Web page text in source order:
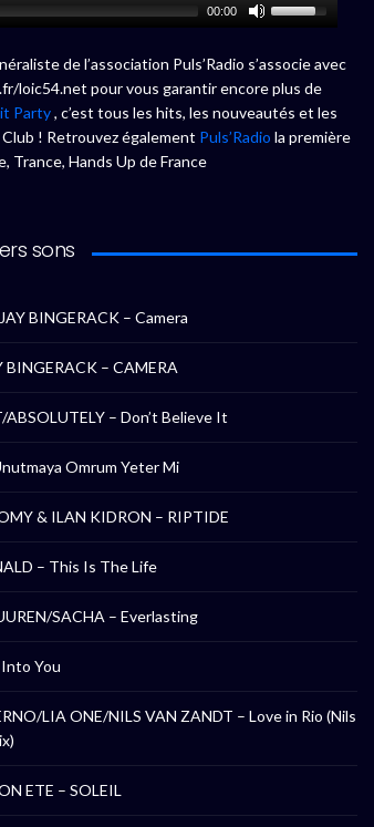
00:00
de l’association Puls’Radio s’associe avec
loic54.net pour vous garantir encore plus de
Party, c’est tous les hits, les nouveautés et les
! Retrouvez également Puls’Radio la première
Trance, Hands Up de France
sons
BINGERACK – Camera
BINGERACK – CAMERA
– Don’t Believe It
Omrum Yeter Mi
& ILAN KIDRON – RIPTIDE
– This Is The Life
SACHA – Everlasting
Into You
LIA ONE/NILS VAN ZANDT – Love in Rio (Nils
ETE – SOLEIL